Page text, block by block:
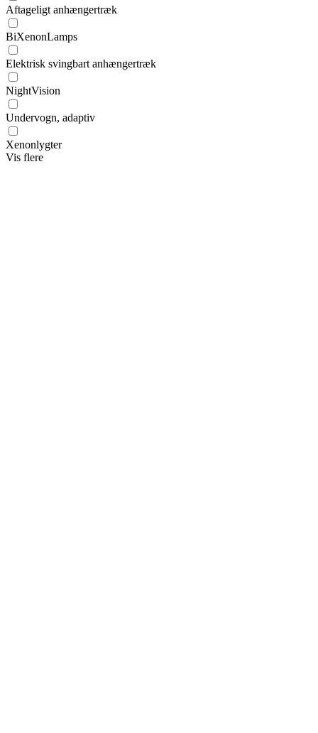
Aftageligt anhængertræk
BiXenonLamps
Elektrisk svingbart anhængertræk
NightVision
Undervogn, adaptiv
Xenonlygter
Vis flere